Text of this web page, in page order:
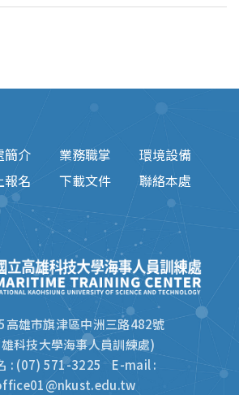
簡介 業務職掌
環境設備
報名 下載文件
聯絡本處
高雄市旗津區中洲三路482號
科技大學海事人員訓練處)
: (07) 571-3225 E-mail :